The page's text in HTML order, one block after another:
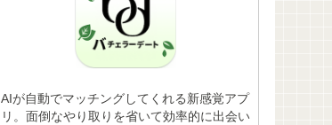
AIが自動でマッチングしてくれる新感覚アプ
リ。面倒なやり取りを省いて効率的に出会い